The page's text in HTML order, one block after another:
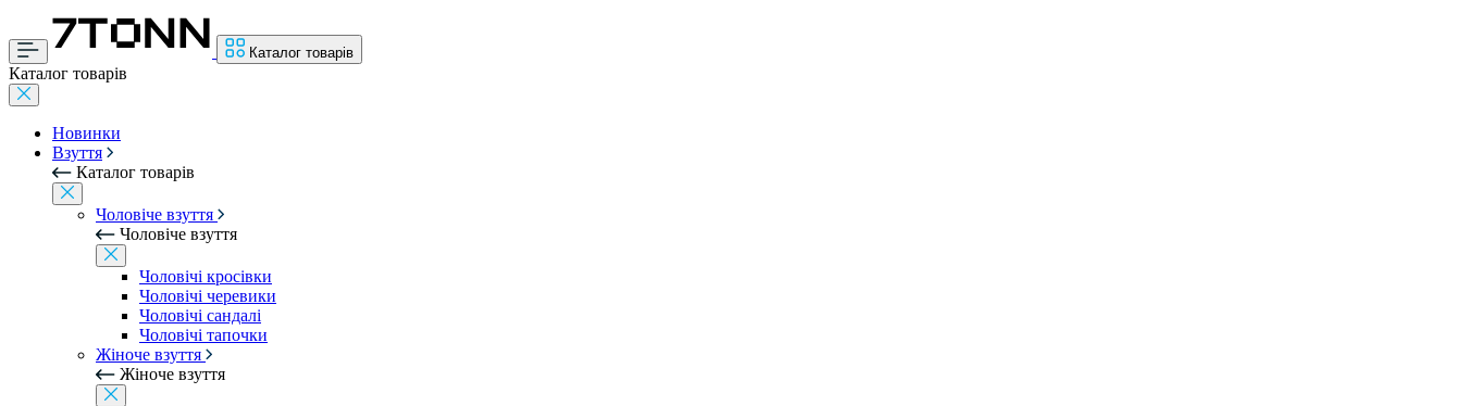
Каталог товарів
Каталог товарів
Новинки
Взуття
Каталог товарів
Чоловіче взуття
Чоловіче взуття
Чоловічі кросівки
Чоловічі черевики
Чоловічі сандалі
Чоловічі тапочки
Жіноче взуття
Жіноче взуття